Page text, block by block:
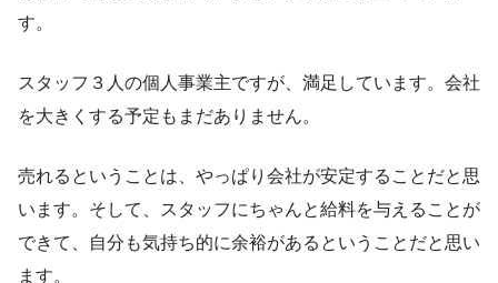
す。
スタッフ３人の個人事業主ですが、満足しています。会社
を大きくする予定もまだありません。
売れるということは、やっぱり会社が安定することだと思
います。そして、スタッフにちゃんと給料を与えることが
できて、自分も気持ち的に余裕があるということだと思い
ます。